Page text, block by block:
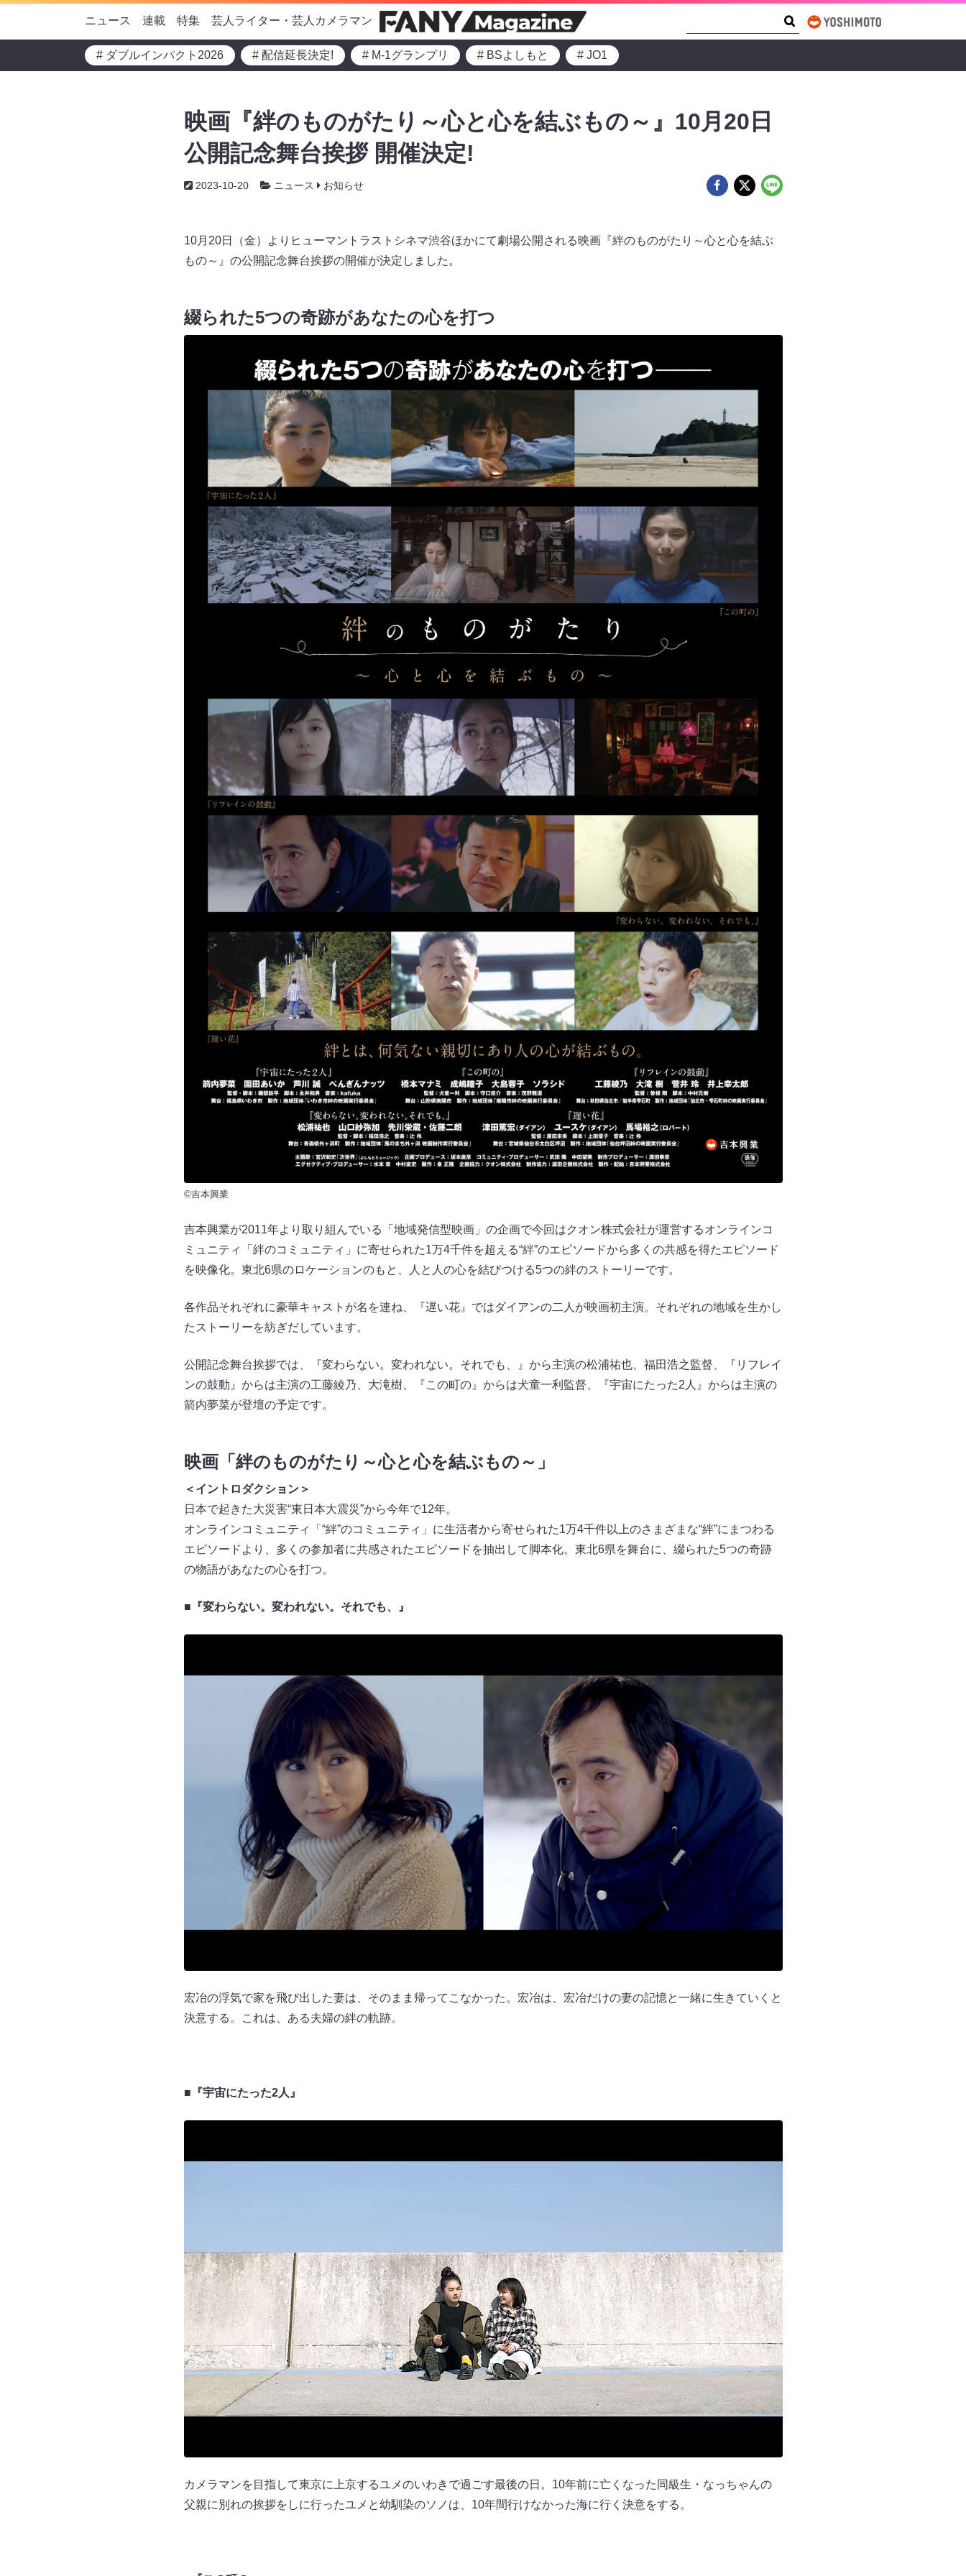
ニュース 連載 特集 芸人ライター・芸人カメラマン
# ダブルインパクト2026 # 配信延長決定! # M-1グランプリ # BSよしもと # JO1
映画『絆のものがたり～心と心を結ぶもの～』10月20日
公開記念舞台挨拶 開催決定!
2023-10-20 ニュース お知らせ
10月20日（金）よりヒューマントラストシネマ渋谷ほかにて劇場公開される映画『絆のものがたり～心と心を結ぶ
もの～』の公開記念舞台挨拶の開催が決定しました。
綴られた5つの奇跡があなたの心を打つ
©吉本興業
吉本興業が2011年より取り組んでいる「地域発信型映画」の企画で今回はクオン株式会社が運営するオンラインコ
ミュニティ「絆のコミュニティ」に寄せられた1万4千件を超える“絆”のエピソードから多くの共感を得たエピソード
を映像化。東北6県のロケーションのもと、人と人の心を結びつける5つの絆のストーリーです。
各作品それぞれに豪華キャストが名を連ね、『遅い花』ではダイアンの二人が映画初主演。それぞれの地域を生かし
たストーリーを紡ぎだしています。
公開記念舞台挨拶では、『変わらない。変われない。それでも、』から主演の松浦祐也、福田浩之監督、『リフレイ
ンの鼓動』からは主演の工藤綾乃、大滝樹、『この町の』からは犬童一利監督、『宇宙にたった2人』からは主演の
箭内夢菜が登壇の予定です。
映画「絆のものがたり～心と心を結ぶもの～」
＜イントロダクション＞
日本で起きた大災害“東日本大震災”から今年で12年。
オンラインコミュニティ「“絆”のコミュニティ」に生活者から寄せられた1万4千件以上のさまざまな“絆”にまつわる
エピソードより、多くの参加者に共感されたエピソードを抽出して脚本化。東北6県を舞台に、綴られた5つの奇跡
の物語があなたの心を打つ。
■ 『変わらない。変われない。それでも、』
宏冶の浮気で家を飛び出した妻は、そのまま帰ってこなかった。宏冶は、宏冶だけの妻の記憶と一緒に生きていくと
決意する。これは、ある夫婦の絆の軌跡。
■『宇宙にたった2人』
カメラマンを目指して東京に上京するユメのいわきで過ごす最後の日。10年前に亡くなった同級生・なっちゃんの
父親に別れの挨拶をしに行ったユメと幼馴染のソノは、10年間行けなかった海に行く決意をする。